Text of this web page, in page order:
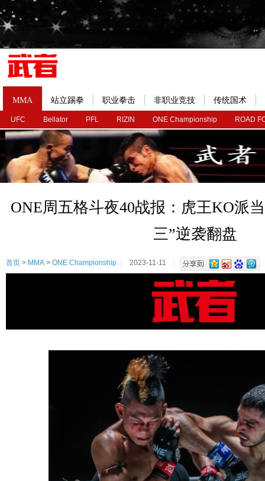
MMA
UFC Bellator PFL RIZIN ONE Championship ROAD
站立踢拳 职业拳击 非职业竞技 传统国术
ONE周五格斗夜40战报：虎王KO派
三”逆袭翻盘
首页 > MMA > ONE Championship 2023-11-11